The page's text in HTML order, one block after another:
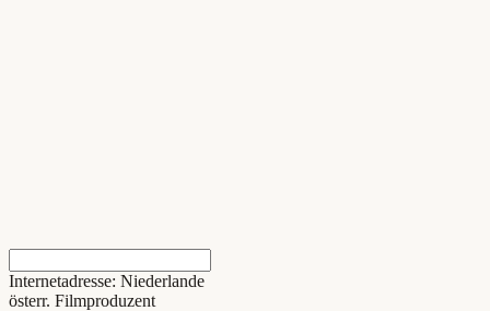
Internetadresse: Niederlande
österr. Filmproduzent